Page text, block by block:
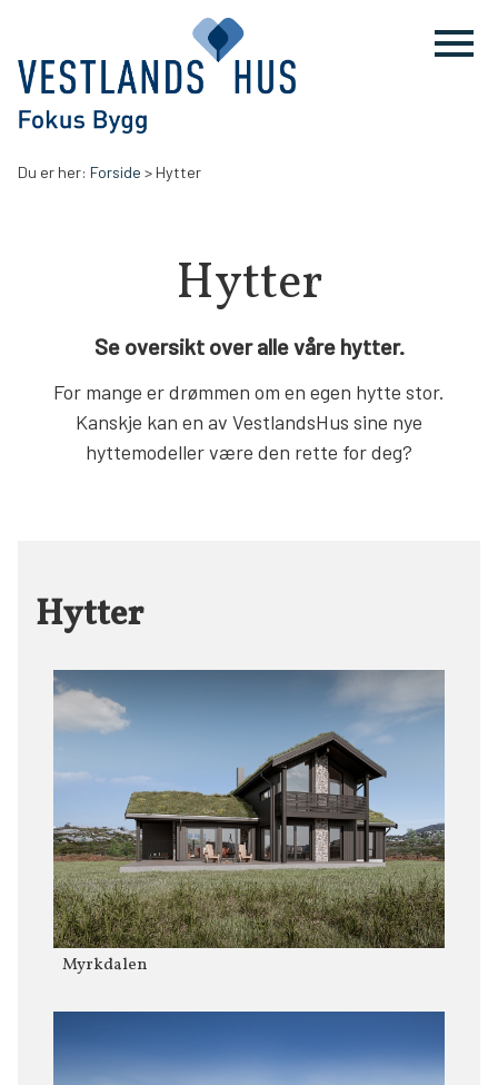
Du er her: Forside > Hytter
Hytter
Se oversikt over alle våre hytter.
For mange er drømmen om en egen hytte stor.
Kanskje kan en av VestlandsHus sine nye
hyttemodeller være den rette for deg?
Hytter
Myrkdalen